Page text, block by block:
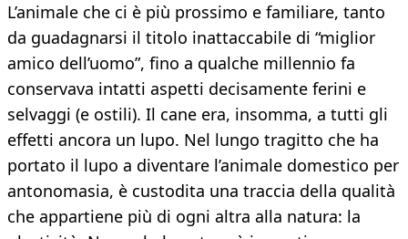
L’animale che ci è più prossimo e familiare, tanto
da guadagnarsi il titolo inattaccabile di “miglior
amico dell’uomo”, fino a qualche millennio fa
conservava intatti aspetti decisamente ferini e
selvaggi (e ostili). Il cane era, insomma, a tutti gli
effetti ancora un lupo. Nel lungo tragitto che ha
portato il lupo a diventare l’animale domestico per
antonomasia, è custodita una traccia della qualità
che appartiene più di ogni altra alla natura: la